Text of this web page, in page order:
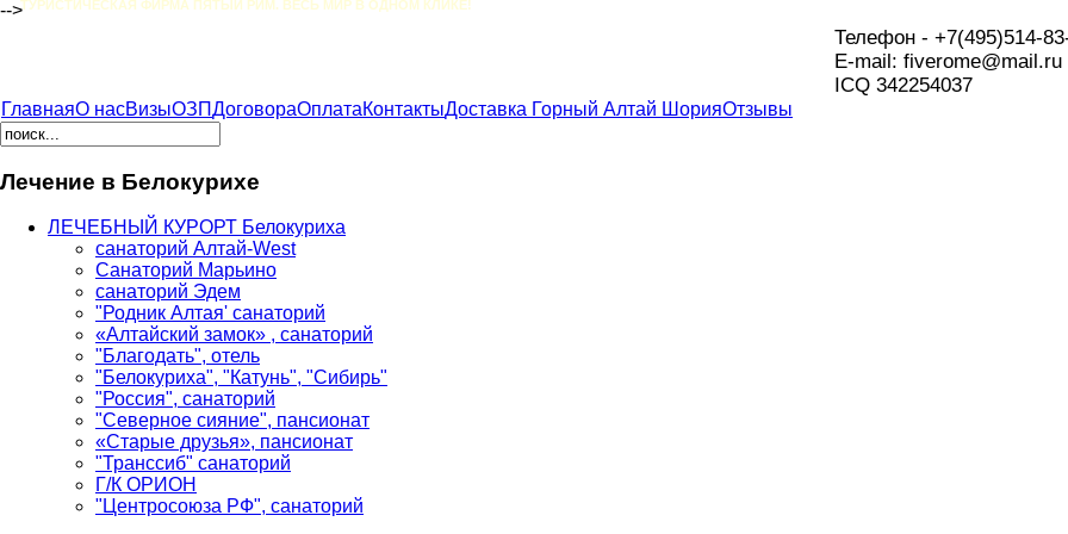
-->ТУРИСТИЧЕСКАЯ ФИРМА ПЯТЫЙ РИМ. ВЕСЬ МИР В ОДНОМ КЛИКЕ!
Телефон - +7(495)514-
Е-mail: fiverome@mail.ru
ICQ 342254037
ГлавнаяО насВизыОЗПДоговораОплатаКонтактыДоставка Горный Алтай ШорияОтзывы
Лечение в Белокурихе
ЛЕЧЕБНЫЙ КУРОРТ Белокуриха
санаторий Алтай-West
Санаторий Марьино
санаторий Эдем
"Родник Алтая' санаторий
«Алтайский замок» , санаторий
"Благодать", отель
"Белокуриха", "Катунь", "Сибирь"
"Россия", санаторий
"Северное сияние", пансионат
«Старые друзья», пансионат
"Транссиб" санаторий
Г/К ОРИОН
"Центросоюза РФ", санаторий